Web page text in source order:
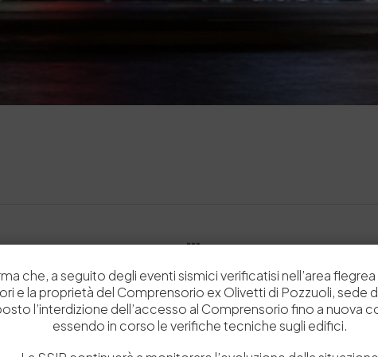
2020
che, a seguito degli eventi sismici verificatisi nell’area flegrea
e la proprietà del Comprensorio ex Olivetti di Pozzuoli, sede
l’interdizione dell’accesso al Comprensorio fino a nuova
essendo in corso le verifiche tecniche sugli edifici.